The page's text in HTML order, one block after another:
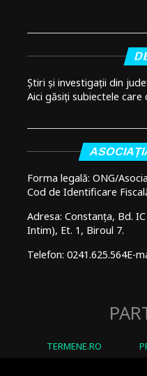
Știri și investigații din
Aici găsiți subiectele care
Forma legală: ONG/
Cod de Identificare
Adresa: Constanța, Bd.
Intim), Et. 1, Biroul 7.
Telefon: 0241.625.564E-
TERMENE.RO